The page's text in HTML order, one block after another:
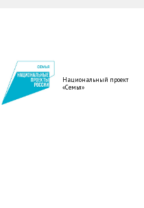
Национальный проект
«Семья»